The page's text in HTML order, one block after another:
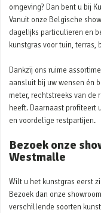
omgeving? Dan bent u bij
Vanuit onze Belgische
dagelijks particulieren en
kunstgras voor tuin,
Dankzij ons ruime
aansluit bij uw wensen én
meter, rechtstreeks van
heeft. Daarnaast profiteert
en voordelige restpartijen.
Bezoek onze
Westmalle
Wilt u het kunstgras eerst
Bezoek dan onze
verschillende soorten